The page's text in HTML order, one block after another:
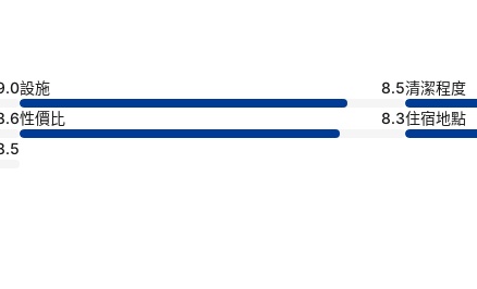
設施 8.5清潔程度
性價比 8.3住宿地點